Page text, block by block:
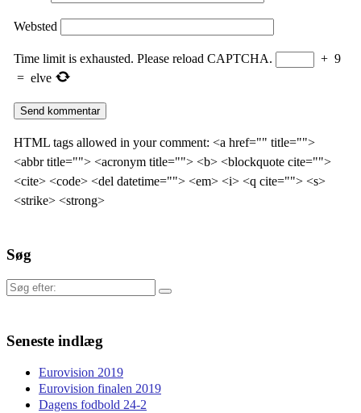
Websted
Time limit is exhausted. Please reload CAPTCHA. + 9
= elve
HTML tags allowed in your comment: <a href="" title="">
<abbr title=""> <acronym title=""> <b> <blockquote cite="">
<cite> <code> <del datetime=""> <em> <i> <q cite=""> <s>
<strike> <strong>
Søg
Søg
Seneste indlæg
Eurovision 2019
Eurovision finalen 2019
Dagens fodbold 24-2